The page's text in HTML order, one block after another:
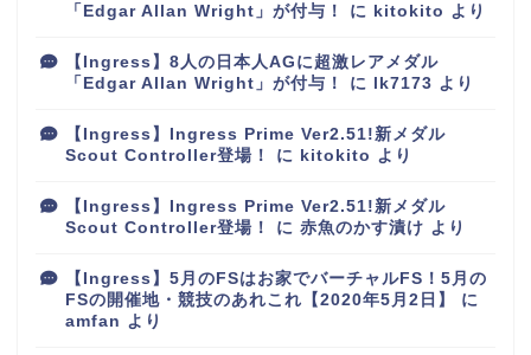
「Edgar Allan Wright」が付与！
に kitokito より
【Ingress】8人の日本人AGに超激レアメダル
「Edgar Allan Wright」が付与！
に lk7173 より
【Ingress】Ingress Prime Ver2.51!新メダル
Scout Controller登場！
に kitokito より
【Ingress】Ingress Prime Ver2.51!新メダル
Scout Controller登場！
に 赤魚のかす漬け より
【Ingress】5月のFSはお家でバーチャルFS！5月の
FSの開催地・競技のあれこれ【2020年5月2日】
に
amfan より